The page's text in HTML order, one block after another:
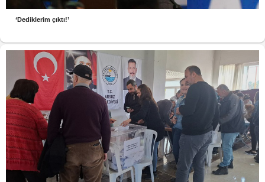
‘Dediklerim çıktı!’